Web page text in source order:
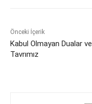
Önceki İçerik
Kabul Olmayan Dualar ve
Tavrımız